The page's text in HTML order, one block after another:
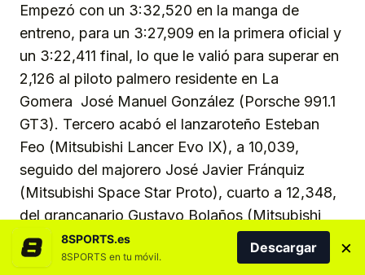
Empezó con un 3:32,520 en la manga de
entreno, para un 3:27,909 en la primera oficial y
un 3:22,411 final, lo que le valió para superar en
2,126 al piloto palmero residente en La
Gomera José Manuel González (Porsche 991.1
GT3). Tercero acabó el lanzaroteño Esteban
Feo (Mitsubishi Lancer Evo IX), a 10,039,
seguido del majorero José Javier Fránquiz
(Mitsubishi Space Star Proto), cuarto a 12,348,
del grancanario Gustavo Bolaños (Mitsubishi
Lancer Evo VIII), tercero en el certamen de la
FALP, quinto de la general a 13,762, y del
8SPORTS.es
8SPORTS en tu móvil.
Descargar ×